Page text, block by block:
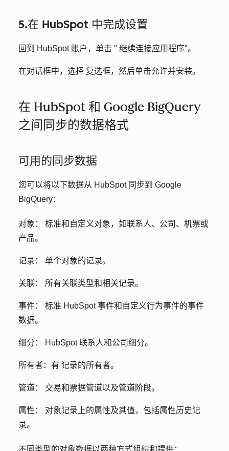
5.在 HubSpot 中完成设置
回到 HubSpot 账户，单击 " 继续连接应用程序"。
在对话框中，选择 复选框，然后单击允许并安装。
在 HubSpot 和 Google BigQuery
之间同步的数据格式
可用的同步数据
您可以将以下数据从 HubSpot 同步到 Google
BigQuery：
对象：
标准和自定义对象，如联系人、公司、机票或
产品。
记录： 单个对象的记录。
关联： 所有关联类型和相关记录。
事件：
标准 HubSpot 事件和自定义行为事件的事件
数据。
细分： HubSpot 联系人和公司细分。
所有者：有 记录的所有者。
管道： 交易和票据管道以及管道阶段。
属性： 对象记录上的属性及其值，包括属性历史记
录。